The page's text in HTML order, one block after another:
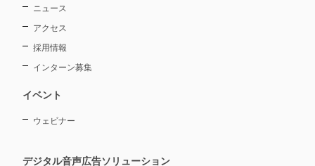
ニュース
アクセス
採用情報
インターン募集
イベント
ウェビナー
デジタル音声広告ソリューション